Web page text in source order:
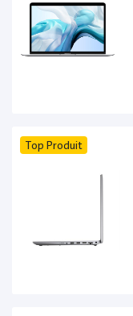
Top Produit